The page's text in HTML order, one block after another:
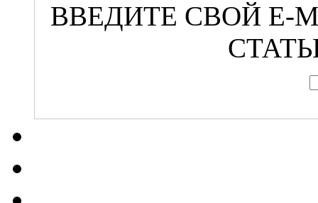
ВВЕДИТЕ СВОЙ E-